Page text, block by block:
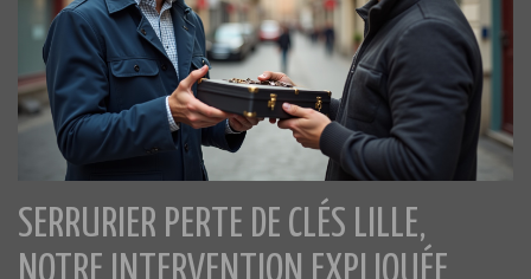
SERRURIER PERTE DE CLÉS LILLE,
NOTRE INTERVENTION EXPLIQUÉE